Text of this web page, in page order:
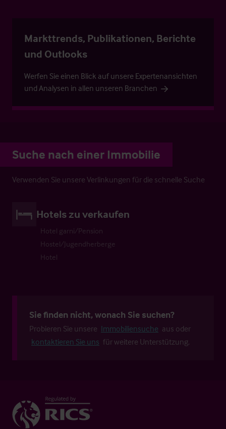
Markttrends, Publikationen, Berichte
und Outlooks
Werfen Sie einen Blick auf unsere Expertenansichten
und Analysen in allen unseren Branchen
Suche nach einer Immobilie
Verwenden Sie unsere Verlinkungen für die schnelle Suche
Hotels zu verkaufen
Hotel garni/Pension
Hostel/Jugendherberge
Hotel
Sie finden nicht, wonach Sie suchen?
Probieren Sie unsere Immobiliensuche aus oder
kontaktieren Sie uns für weitere Unterstützung.